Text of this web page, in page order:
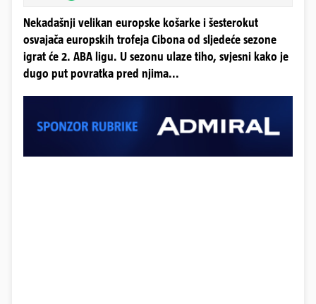
Nekadašnji velikan europske košarke i šesterokut
osvajača europskih trofeja Cibona od sljedeće sezone
igrat će 2. ABA ligu. U sezonu ulaze tiho, svjesni kako je
dugo put povratka pred njima...